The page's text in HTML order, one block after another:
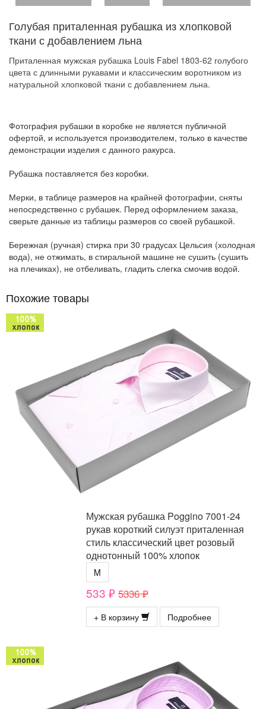
Голубая приталенная рубашка из хлопковой
ткани с добавлением льна
Приталенная мужская рубашка Louis Fabel 1803-62 голубого
цвета с длинными рукавами и классическим воротником из
натуральной хлопковой ткани с добавлением льна.
Фотография рубашки в коробке не является публичной
офертой, и используется производителем, только в качестве
демонстрации изделия с данного ракурса.
Рубашка поставляется без коробки.
Мерки, в таблице размеров на крайней фотографии, сняты
непосредственно с рубашек. Перед оформлением заказа,
сверьте данные из таблицы размеров со своей рубашкой.
Бережная (ручная) стирка при 30 градусах Цельсия (холодная
вода), не отжимать, в стиральной машине не сушить (сушить
на плечиках), не отбеливать, гладить слегка смочив водой.
Похожие товары
Мужская рубашка Poggino 7001-24
рукав короткий силуэт приталенная
стиль классический цвет розовый
однотонный 100% хлопок
M
533 ₽ 5336 ₽
+ В корзину Подробнее